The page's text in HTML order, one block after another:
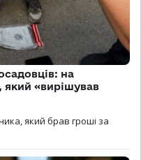
на
який «вирішував
який брав гроші за